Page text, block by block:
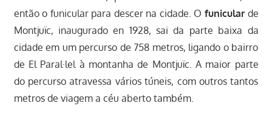
então o funicular para descer na cidade. O funicularde
Montjuïc, inaugurado en 1928, sai da parte baixa da
cidade em um percurso de 758 metros, ligando o bairro
de El Paral·lel à montanha de Montjuïc. A maior parte
do percurso atravessa vários túneis, com outros tantos
metros de viagem a céu aberto também.